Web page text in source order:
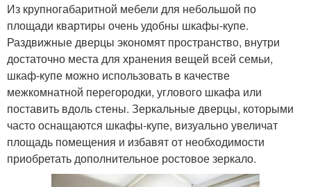
Из крупногабаритной мебели для небольшой по
площади квартиры очень удобны шкафы-купе.
Раздвижные дверцы экономят пространство, внутри
достаточно места для хранения вещей всей семьи,
шкаф-купе можно использовать в качестве
межкомнатной перегородки, углового шкафа или
поставить вдоль стены. Зеркальные дверцы, которыми
часто оснащаются шкафы-купе, визуально увеличат
площадь помещения и избавят от необходимости
приобретать дополнительное ростовое зеркало.